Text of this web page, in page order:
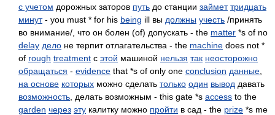
с учетом дорожных заторов путь до станции займет тридцать
минут- you must * for his being ill вы должны учесть /принять
во внимание/, что он болен (of) допускать - the matter *s of no
delay дело не терпит отлагательства - the machine does not *
of rough treatment с этой машиной нельзя так неосторожно
обращаться - evidence that *s of only one conclusion данные
на основе которых можно сделать только один вывод давать
возможность , делать возможным - this gate *s access to the
garden через эту калитку можно пройти в сад - the prize *s me